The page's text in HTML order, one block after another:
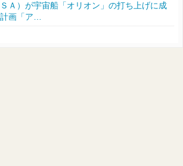
Ａ）が宇宙船「オリオン」の打ち上げに成
画「ア…